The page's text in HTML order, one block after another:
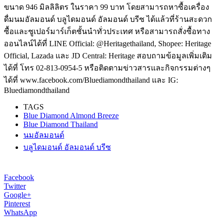
ขนาด 946 มิลลิลิตร ในราคา 99 บาท โดยสามารถหาซื้อเครื่อง
ดื่มนมอัลมอนด์ บลูไดมอนด์ อัลมอนด์ บรีซ ได้แล้วที่ร้านสะดวก
ซื้อและซูเปอร์มาร์เก็ตชั้นนำทั่วประเทศ หรือสามารถสั่งซื้อทาง
ออนไลน์ได้ที่ LINE Official: @Heritagethailand, Shopee: Heritage
Official, Lazada และ JD Central: Heritage สอบถามข้อมูลเพิ่มเติม
ได้ที่ โทร 02-813-0954-5 หรือติดตามข่าวสารและกิจกรรมต่างๆ
ได้ที่ www.facebook.com/Bluediamondthailand และ IG:
Bluediamondthailand
TAGS
Blue Diamond Almond Breeze
Blue Diamond Thailand
นมอัลมอนด์
บลูไดมอนด์ อัลมอนด์ บรีซ
Facebook
Twitter
Google+
Pinterest
WhatsApp